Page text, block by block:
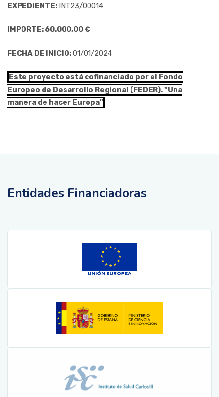
EXPEDIENTE: INT23/00014
IMPORTE: 60.000,00 €
FECHA DE INICIO:01/01/2024
Este proyecto está cofinanciado por el Fondo
Europeo de Desarrollo Regional (FEDER). "Una
manera de hacer Europa"
Entidades Financiadoras